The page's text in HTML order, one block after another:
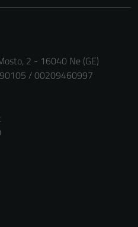
2 - 16040 Ne (GE)
/ 00209460997